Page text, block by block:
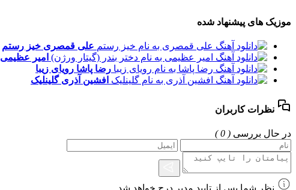
موزیک های پیشنهاد شده
علی قمصری خیز رستم
امیر عظیمی
رضا پاشا رویای زیبا
افشین آذری گلینلیک
نظرات کاربران
در حال بررسی ( 0 )